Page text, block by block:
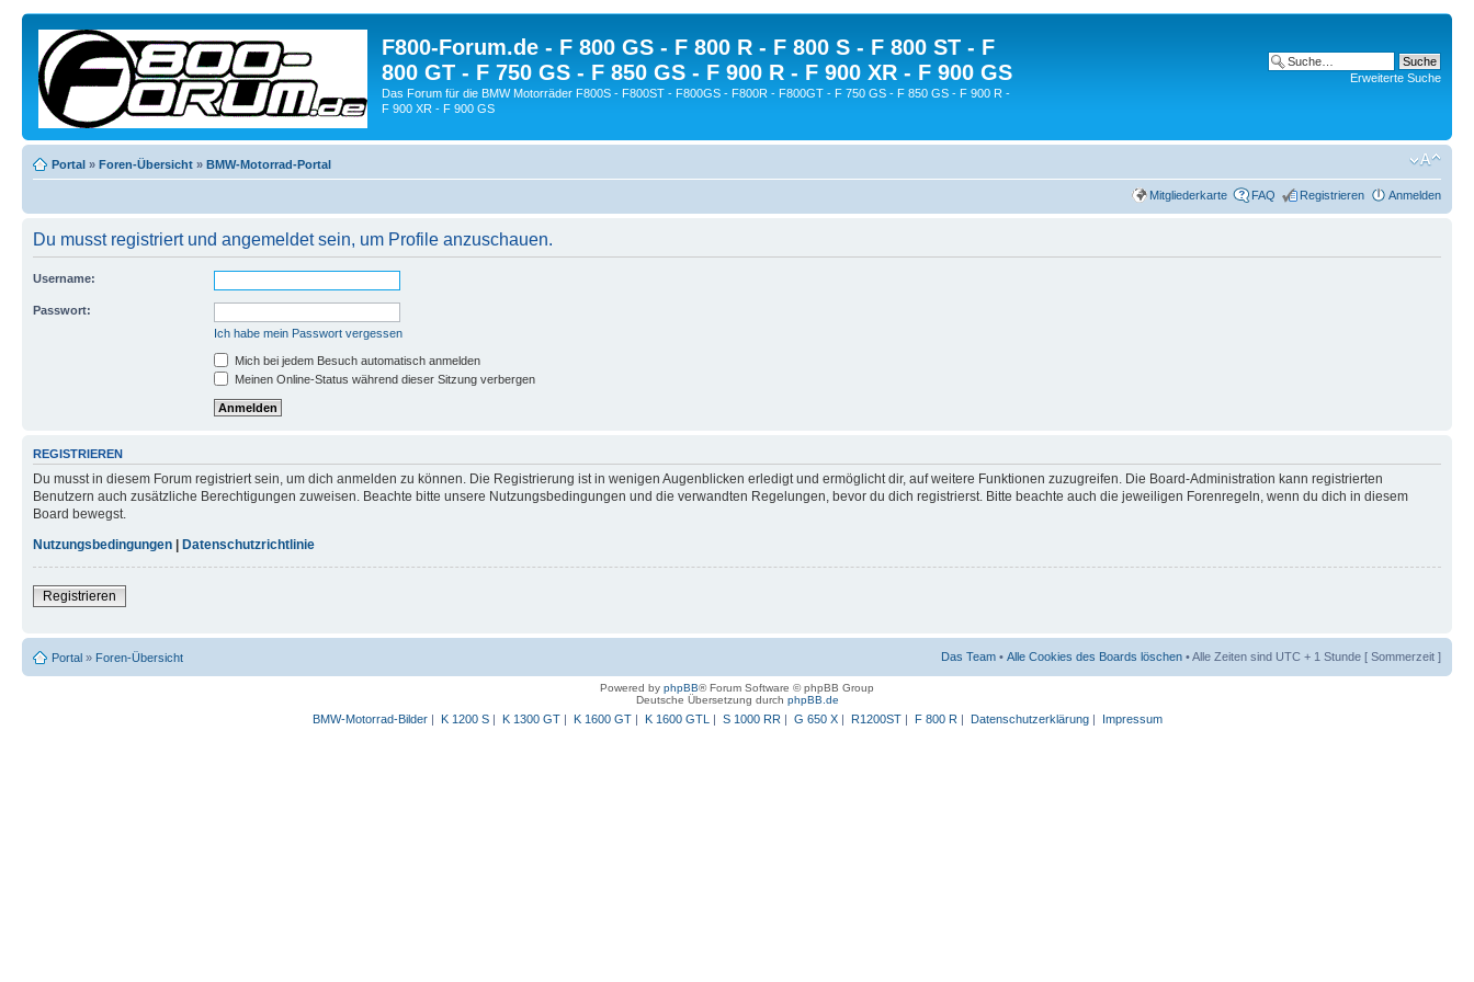
F800-Forum.de - F 800 GS - F 800 R - F 800 S - F 800 ST - F
800 GT - F 750 GS - F 850 GS - F 900 R - F 900 XR - F 900 GS
Das Forum für die BMW Motorräder F800S - F800ST - F800GS - F800R - F800GT - F 750 GS - F 850 GS - F 900 R -
F 900 XR - F 900 GS
Erweiterte Suche
Portal » Foren-Übersicht » BMW-Motorrad-Portal
Mitgliederkarte FAQ Registrieren Anmelden
Du musst registriert und angemeldet sein, um Profile anzuschauen.
Username:
Passwort:
Ich habe mein Passwort vergessen
Mich bei jedem Besuch automatisch anmelden
Meinen Online-Status während dieser Sitzung verbergen
REGISTRIEREN
Du musst in diesem Forum registriert sein, um dich anmelden zu können. Die Registrierung ist in wenigen Augenblicken erledigt und ermöglicht dir, auf weitere Funktionen zuzugreifen. Die Board-Administration kann registrierten
Benutzern auch zusätzliche Berechtigungen zuweisen. Beachte bitte unsere Nutzungsbedingungen und die verwandten Regelungen, bevor du dich registrierst. Bitte beachte auch die jeweiligen Forenregeln, wenn du dich in diesem
Board bewegst.
Nutzungsbedingungen
Datenschutzrichtlinie
Registrieren
Portal » Foren-Übersicht Das Team • Alle Cookies des Boards löschen • Alle Zeiten sind UTC + 1 Stunde [ Sommerzeit ]
Powered by phpBB® Forum Software © phpBB Group
Deutsche Übersetzung durch phpBB.de
BMW-Motorrad-Bilder| K 1200 S| K 1300 GT| K 1600 GT| K 1600 GTL | S 1000 RR | G 650 X| R1200ST| F 800 R | Datenschutzerklärung| Impressum